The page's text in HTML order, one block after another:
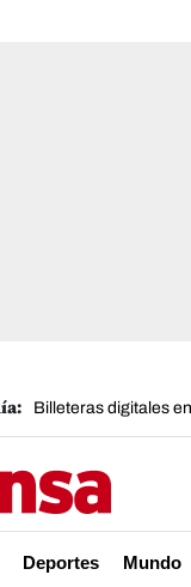
Billeteras digitales
Deportes Mundo